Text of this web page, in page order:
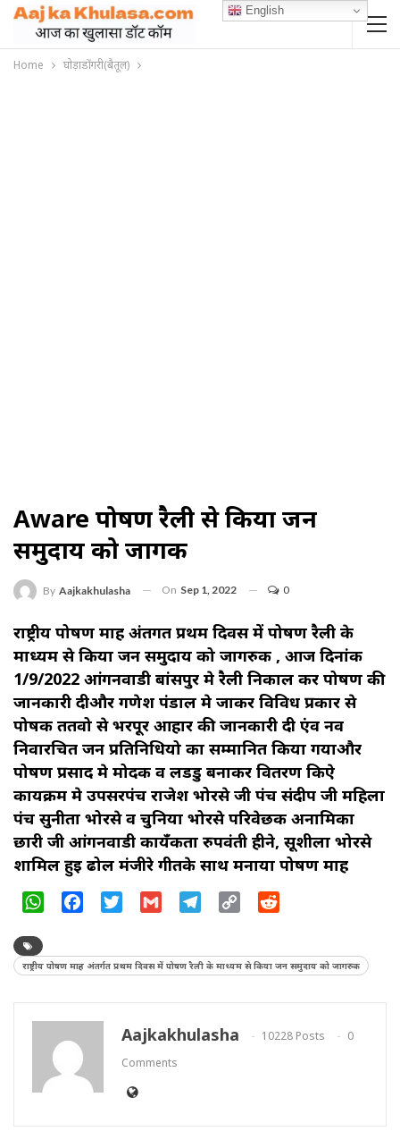
Home घोड़ाडोंगरी(बैतूल)
Aware पोषण रैली से किया जन
समुदाय को जागरुक
By Aajkakhulasha On Sep 1, 2022 0
राष्ट्रीय पोषण माह अंतर्गत प्रथम दिवस में पोषण रैली के
माध्यम से किया जन समुदाय को जागरुक , आज दिनांक
1/9/2022 आंगनवाडी बांसपुर मे रैली निकाल कर पोषण की
जानकारी दीऔर गणेश पंडाल मे जाकर विविध प्रकार से
पोषक ततवो से भरपूर आहार की जानकारी दी एंव नव
निवार्रचित जन प्रतिनिधियो का सम्मानित किया गयाऔर
पोषण प्रसाद मे मोदक व लडडु बनाकर वितरण किऐ
कार्यक्रम मे उपसरपंच राजेश भोरसे जी पंच संदीप जी महिला
पंच सुनीता भोरसे व चुनिया भोरसे परिवेछक अनामिका
छारी जी आंगनवाडी कायँकता रुपवंती हीने, सूशीला भोरसे
शामिल हुई ढोल मंजीरे गीतके साथ मनाया पोषण माह
WhatsAppFacebookTwitter Gmail Telegram
Copy
राष्ट्रीय पोषण माह अंतर्गत प्रथम दिवस में पोषण रैली के माध्यम से किया जन समुदाय को जागरुक
Aajkakhulasha 10228 Posts
0
Comments
English